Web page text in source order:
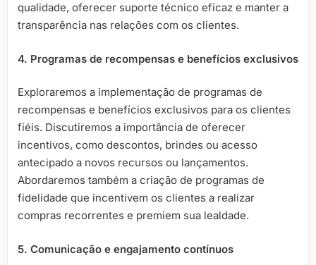
qualidade, oferecer suporte técnico eficaz e manter a
transparência nas relações com os clientes.
4. Programas de recompensas e benefícios exclusivos
Exploraremos a implementação de programas de
recompensas e benefícios exclusivos para os clientes
fiéis. Discutiremos a importância de oferecer
incentivos, como descontos, brindes ou acesso
antecipado a novos recursos ou lançamentos.
Abordaremos também a criação de programas de
fidelidade que incentivem os clientes a realizar
compras recorrentes e premiem sua lealdade.
5. Comunicação e engajamento contínuos